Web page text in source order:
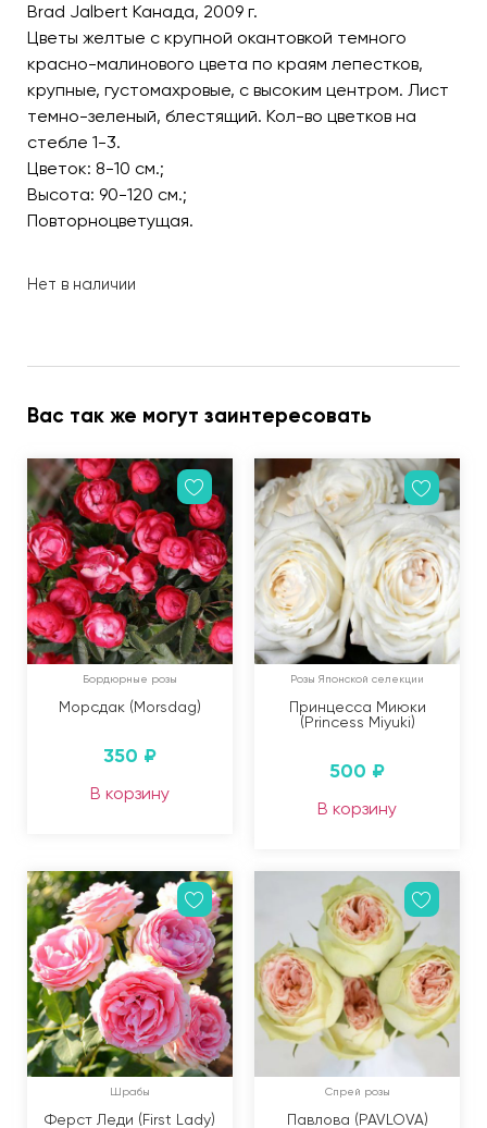
Brad Jalbert Канада, 2009 г.
Цветы желтые с крупной окантовкой темного
красно-малинового цвета по краям лепестков,
крупные, густомахровые, с высоким центром. Лист
темно-зеленый, блестящий. Кол-во цветков на
стебле 1-3.
Цветок: 8-10 см.;
Высота: 90-120 см.;
Повторноцветущая.
Нет в наличии
Вас так же могут заинтересовать
Бордюрные розы
Морсдак (Morsdag)
350 ₽
В корзину
Розы Японской селекции
Принцесса Миюки
(Princess Miyuki)
500 ₽
В корзину
Шрабы
Ферст Леди (First Lady)
Спрей розы
Павлова (PAVLOVA)